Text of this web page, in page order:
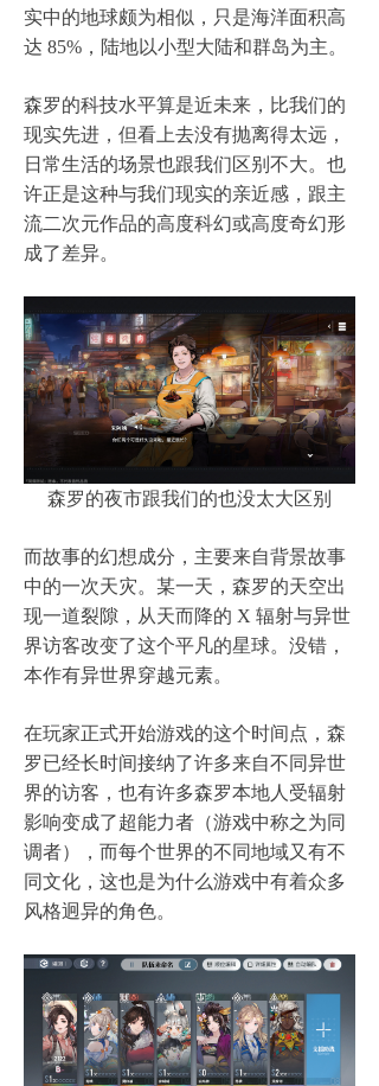
实中的地球颇为相似，只是海洋面积高
达 85%，陆地以小型大陆和群岛为主。
森罗的科技水平算是近未来，比我们的
现实先进，但看上去没有抛离得太远，
日常生活的场景也跟我们区别不大。也
许正是这种与我们现实的亲近感，跟主
流二次元作品的高度科幻或高度奇幻形
成了差异。
森罗的夜市跟我们的也没太大区别
而故事的幻想成分，主要来自背景故事
中的一次天灾。某一天，森罗的天空出
现一道裂隙，从天而降的 X 辐射与异世
界访客改变了这个平凡的星球。没错，
本作有异世界穿越元素。
在玩家正式开始游戏的这个时间点，森
罗已经长时间接纳了许多来自不同异世
界的访客，也有许多森罗本地人受辐射
影响变成了超能力者（游戏中称之为同
调者），而每个世界的不同地域又有不
同文化，这也是为什么游戏中有着众多
风格迥异的角色。